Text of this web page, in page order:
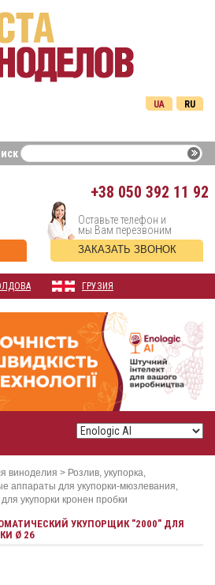
RU
UA
+38 050 392 11 92
Оставьте телефон и
мы Вам перезвоним
ЗАКАЗАТЬ ЗВОНОК
ГРУЗИЯ
виноделия > Розлив, укупорка,
аппараты для укупорки-мюзлевания,
укупорки кронен пробки
УКУПОРЩИК "2000" ДЛЯ
Ø 26